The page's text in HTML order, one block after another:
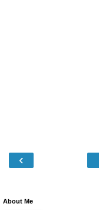
‹
About Me